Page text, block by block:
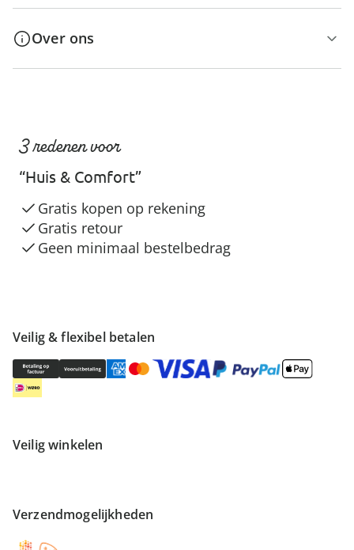
Over ons
Veilig & flexibel betalen
Veilig winkelen
Verzendmogelijkheden
3 redenen voor
“Huis & Comfort”
Gratis kopen op rekening
Gratis retour
Geen minimaal bestelbedrag